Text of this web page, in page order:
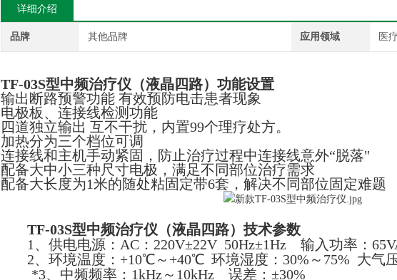
详细介绍
品牌 其他品牌 应用领域 医
TF-03S型中频治疗仪（液晶四路） 功能设置
输出断路预警功能 有效预防电击患者现象
电极板、连接线检测功能
四道独立输出 互不干扰，内置99个理疗处方。
加热分为三个档位可调
连接线和主机手动紧固，防止治疗过程中连接线意外“脱落"
配备大中小三种尺寸电极，满足不同部位治疗需求
配备大长度为1米的随处粘固定带6套，解决不同部位固定难题
TF-03S型中频治疗仪（液晶四路） 技术参数
1、供电电源：AC：220V±22V 50Hz±1Hz 输入功率：
2、环境温度：+10℃～+40℃ 环境湿度：30%～75% 大气压
*3、中频频率：1kHz～10kHz 误差： ±30%